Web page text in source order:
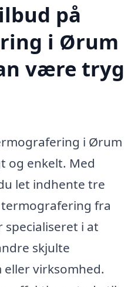
på
i Ørum
være tryg
i Ørum
og enkelt. Med
let indhente tre
fra
specialiseret i at
skjulte
virksomhed.